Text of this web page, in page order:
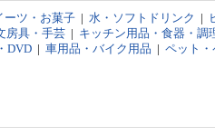
ーツ・お菓子 | 水・ソフトドリンク |
房具・手芸 | キッチン用品・食器・調
DVD | 車用品・バイク用品 | ペット